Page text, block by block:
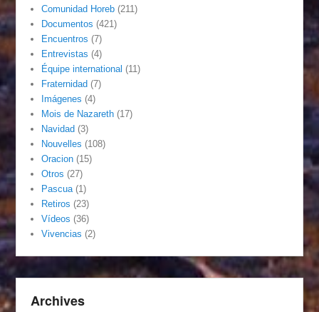
Comunidad Horeb (211)
Documentos (421)
Encuentros (7)
Entrevistas (4)
Équipe international (11)
Fraternidad (7)
Imágenes (4)
Mois de Nazareth (17)
Navidad (3)
Nouvelles (108)
Oracion (15)
Otros (27)
Pascua (1)
Retiros (23)
Vídeos (36)
Vivencias (2)
Archives